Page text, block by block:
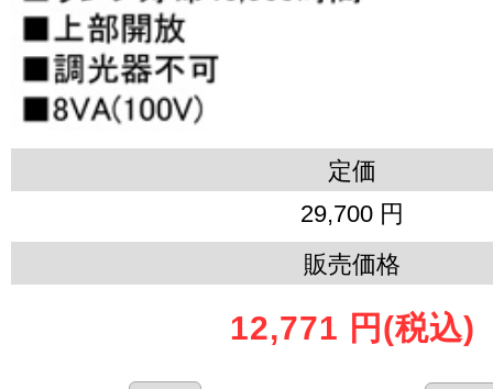
定価
29,700 円
販売価格
12,771 円 (税込)